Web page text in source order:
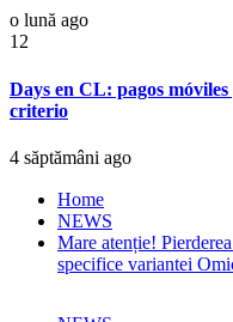
o lună ago
12
Days en CL: pagos
criterio
4 săptămâni ago
Home
NEWS
Mare atenție!
specifice variantei